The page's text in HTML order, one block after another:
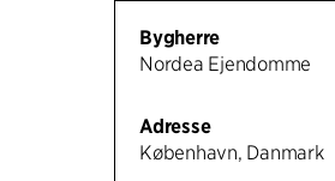
Bygherre
Nordea Ejendomme
Adresse
København, Danmark